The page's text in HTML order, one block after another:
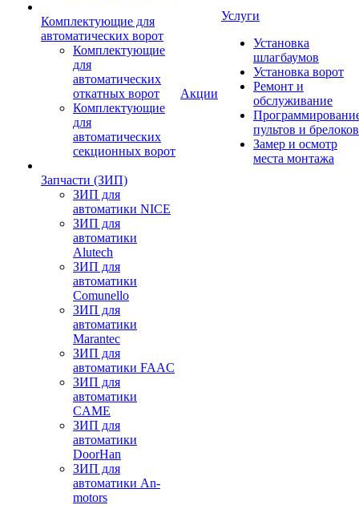
Комплектующие для
автоматических ворот
Комплектующие
для
автоматических
откатных ворот
Комплектующие
для
автоматических
секционных ворот
Запчасти (ЗИП)
ЗИП для
автоматики NICE
ЗИП для
автоматики
Alutech
ЗИП для
автоматики
Comunello
ЗИП для
автоматики
Marantec
ЗИП для
автоматики FAAC
ЗИП для
автоматики
CAME
ЗИП для
автоматики
DoorHan
ЗИП для
автоматики An-
motors
Акции
Услуги
Установка
шлагбаумов
Установка ворот
Ремонт и
обслуживание
пультов и брелоков
Замер и осмотр
места монтажа